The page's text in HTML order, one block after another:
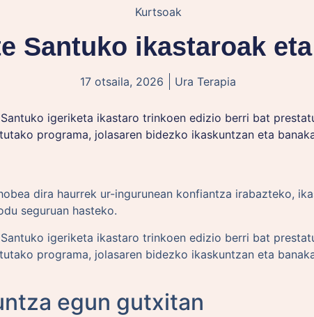
Kurtsoak
Santuko ikastaroak
17 otsaila, 2026 Ura Terapia
igeriketa ikastaro trinkoen edizio berri bat
programa, jolasaren bidezko ikaskuntzan eta
dira haurrek ur-ingurunean konfiantza irabazteko,
seguruan hasteko.
igeriketa ikastaro trinkoen edizio berri bat
programa, jolasaren bidezko ikaskuntzan eta
egun gutxitan